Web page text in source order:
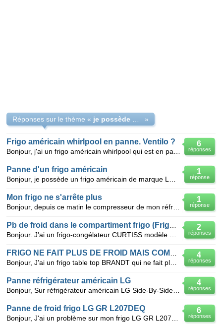
Réponses sur le thème « »
6
réponses
Frigo américain whirlpool en panne. Ventilo ?
1
réponse
Panne d'un frigo américain
1
réponse
Mon frigo ne s'arrête plus
2
réponses
4
réponses
4
réponses
Panne réfrigérateur américain LG
6
réponses
Panne de froid frigo LG GR L207DEQ